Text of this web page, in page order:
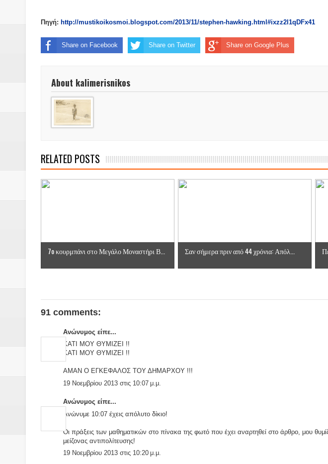
Επικύρωση των αποτελεσμάτων των δημοτικών εκλογών που
ΔΙΑΚΟΠΕΣ ΡΕΥΜΑΤΟΣ ΣΤΗΝ ΔΕΗ
ΤΟ ΙΕΡΟ ΤΗΣ ΘΕΑΣ ΔΗΜΗΤΡΑΣ ΣΤΗΝ ΠΡΟΕΡΝΑ ΣΤΟ ΝΕΟ
Βίντεο του Εφηβικού τμήματος του Επιμορφωτικού στο
ΕΚΔΗΛΩΣΗ ΤΟΥ ΣΥΛΛΟΓΟΥ ΓΟΝΕΩΝ
Πηγή: http://mustikoikosmoi.blogspot.com/2013/11/stephen-hawking.html#ixzz2l1qDFx41
Share on Facebook Share on Twitter Share on Google Plus
About kalimerisnikos
RELATED POSTS
7o κουρμπάνι στο Μεγάλο Μοναστήρι Β... Σαν σήμερα πριν από 44 χρόνια: Απόλ...
91 comments:
Ανώνυμος είπε...
ΚΑΤΙ ΜΟΥ ΘΥΜΙΖΕΙ !!
ΚΑΤΙ ΜΟΥ ΘΥΜΙΖΕΙ !!
ΑΜΑΝ Ο ΕΓΚΕΦΑΛΟΣ ΤΟΥ ΔΗΜΑΡΧΟΥ !!!
19 Νοεμβρίου 2013 στις 10:07 μ.μ.
Ανώνυμος είπε...
Ανώνυμε 10:07 έχεις απόλυτο δίκιο!
Οι πράξεις των μαθηματικών στο πίνακα της φωτό που έχει αναρτηθεί στο άρθρο, μου
μείζονας αντιπολίτευσης!
19 Νοεμβρίου 2013 στις 10:20 μ.μ.